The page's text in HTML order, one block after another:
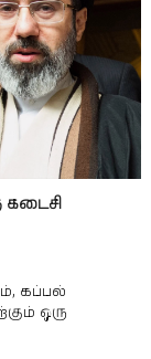
கப்பல்
ஒரு